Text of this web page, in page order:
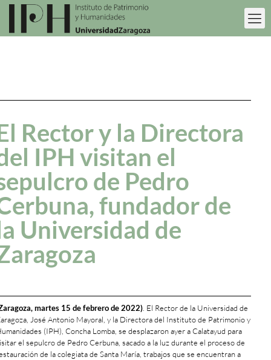
Rector y la Directora
IPH visitan el
de Pedro
fundador de
Universidad de
martes 15 de febrero de 2022) . El Rector de la Universidad de
José Antonio Mayoral, y la Directora del Instituto de Patrimonio y
(IPH), Concha Lomba, se desplazaron ayer a Calatayud para
el sepulcro de Pedro Cerbuna, sacado a la luz durante el proceso de
de la colegiata de Santa María, trabajos que se encuentran a